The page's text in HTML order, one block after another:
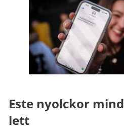
Este nyolckor
lett